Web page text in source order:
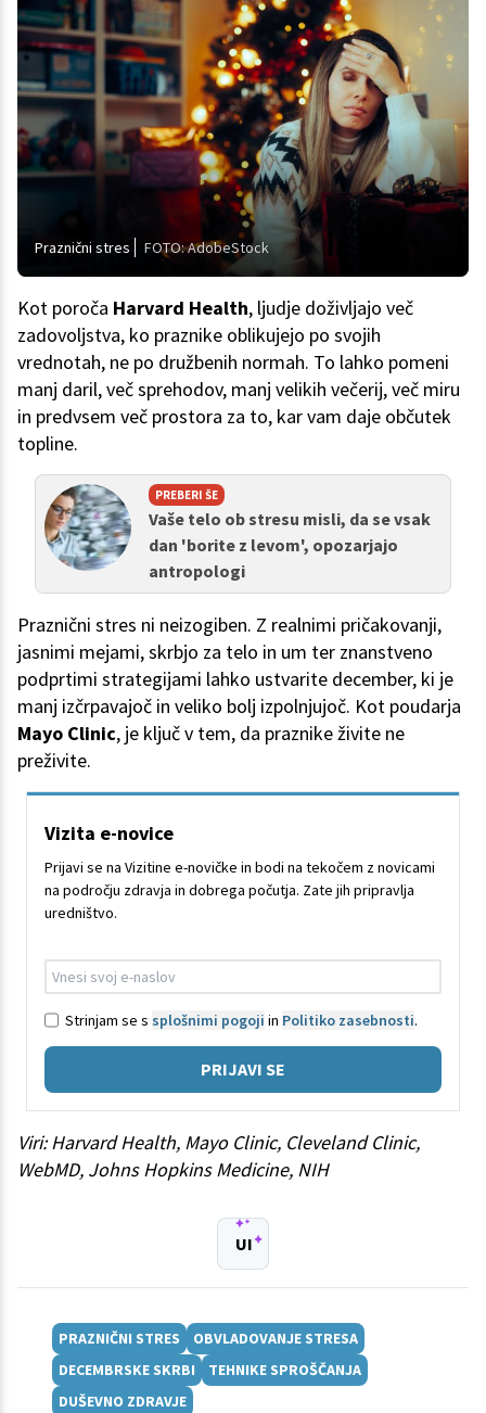
Praznični stres FOTO: AdobeStock
Kot poroča Harvard Health, ljudje doživljajo več
zadovoljstva, ko praznike oblikujejo po svojih
vrednotah, ne po družbenih normah. To lahko pomeni
manj daril, več sprehodov, manj velikih večerij, več miru
in predvsem več prostora za to, kar vam daje občutek
topline.
PREBERI ŠE
Vaše telo ob stresu misli, da se vsak
dan 'borite z levom', opozarjajo
antropologi
Praznični stres ni neizogiben. Z realnimi pričakovanji,
jasnimi mejami, skrbjo za telo in um ter znanstveno
podprtimi strategijami lahko ustvarite december, ki je
manj izčrpavajoč in veliko bolj izpolnjujoč. Kot poudarja
Mayo Clinic, je ključ v tem, da praznike živite ne
preživite.
Vizita e-novice
Prijavi se na Vizitine e-novičke in bodi na tekočem z novicami
na področju zdravja in dobrega počutja. Zate jih pripravlja
uredništvo.
Strinjam se s splošnimi pogoji in Politiko zasebnosti.
PRIJAVI SE
Viri: Harvard Health, Mayo Clinic, Cleveland Clinic,
WebMD, Johns Hopkins Medicine, NIH
UI
PRAZNIČNI STRES
OBVLADOVANJE STRESA
DECEMBRSKE SKRBI
TEHNIKE SPROŠČANJA
DUŠEVNO ZDRAVJE